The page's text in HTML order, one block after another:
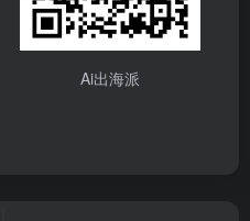
Ai出海派